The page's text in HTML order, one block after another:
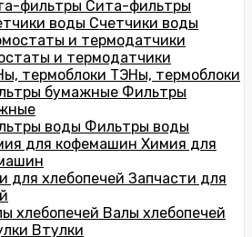
Сита-фильтры
Счетчики воды
и термодатчики
ТЭНы, термоблоки
Фильтры
Фильтры воды
Химия для
Запчасти для
Валы хлебопечей
Втулки